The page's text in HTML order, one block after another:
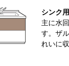
シンク
主に水
す。ザ
れいに